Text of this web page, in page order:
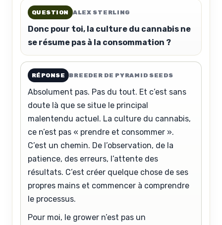
QUESTION ALEX STERLING
Donc pour toi, la culture du cannabis ne
se résume pas à la consommation ?
RÉPONSE BREEDER DE PYRAMID SEEDS
Absolument pas. Pas du tout. Et c’est sans
doute là que se situe le principal
malentendu actuel. La culture du cannabis,
ce n’est pas « prendre et consommer ».
C’est un chemin. De l’observation, de la
patience, des erreurs, l’attente des
résultats. C’est créer quelque chose de ses
propres mains et commencer à comprendre
le processus.
Pour moi, le grower n’est pas un